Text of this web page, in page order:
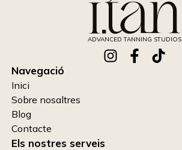
ADVANCED TANNING STUDIOS
Navegació
Inici
Sobre nosaltres
Blog
Contacte
Els nostres serveis